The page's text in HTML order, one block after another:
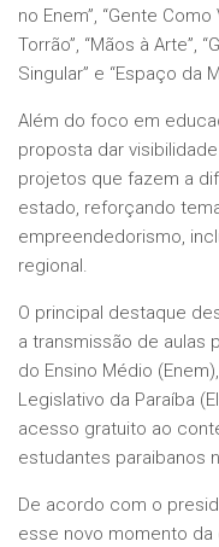
no Enem”, “Gente
Torrão”, “Mãos à Arte”,
Singular” e “Espaço da
Além do foco em
proposta dar
projetos que fazem a
estado, reforçando
empreendedorismo,
regional.
O principal destaque
a transmissão de aulas
do Ensino Médio
Legislativo da Paraíba
acesso gratuito ao
estudantes paraibanos
De acordo com o
esse novo momento